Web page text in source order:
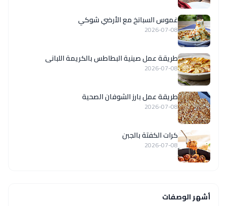
غموس السبانخ مع الأرضي شوكي
2026-07-08
طريقة عمل صينية البطاطس بالكريمة اللبانى
2026-07-08
طريقة عمل بارز الشوفان الصحية
2026-07-08
كرات الكفتة بالجبن
2026-07-08
أشهر الوصفات